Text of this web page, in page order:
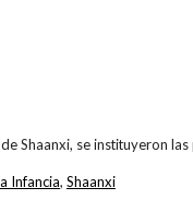
Shaanxi, se instituyeron
Infancia, Shaanxi